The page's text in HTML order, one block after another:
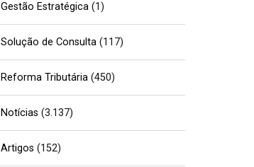
Gestão Estratégica(1)
Solução de Consulta(117)
Reforma Tributária(450)
Notícias (3.137)
Artigos (152)